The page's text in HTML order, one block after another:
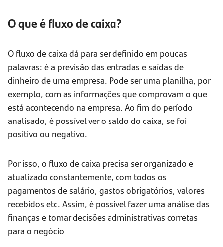
O que é fluxo de caixa?
O fluxo de caixa dá para ser definido em poucas
palavras: é a previsão das entradas e saídas de
dinheiro de uma empresa. Pode ser uma planilha, por
exemplo, com as informações que comprovam o que
está acontecendo na empresa. Ao fim do período
analisado, é possível ver o saldo do caixa, se foi
positivo ou negativo.
Por isso, o fluxo de caixa precisa ser organizado e
atualizado constantemente, com todos os
pagamentos de salário, gastos obrigatórios, valores
recebidos etc. Assim, é possível fazer uma análise das
finanças e tomar decisões administrativas corretas
para o negócio